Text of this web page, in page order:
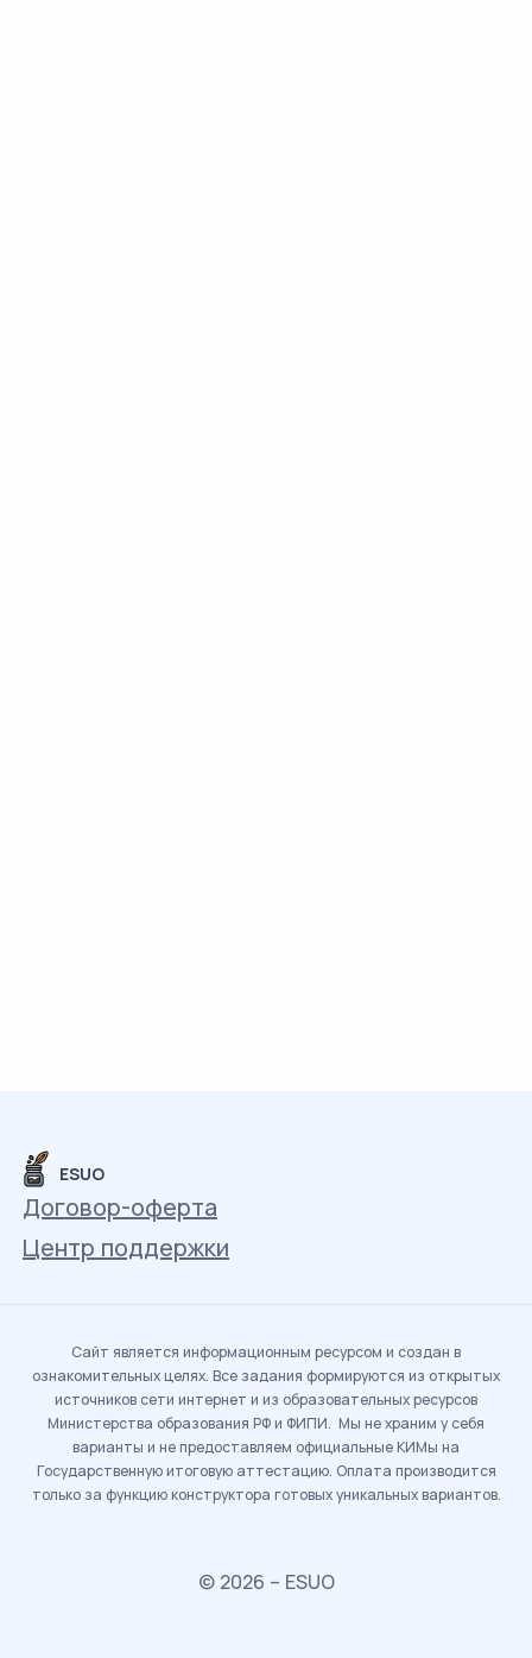
ESUO
Договор-оферта
Центр поддержки
Сайт является информационным ресурсом и создан в
ознакомительных целях. Все задания формируются из открытых
источников сети интернет и из образовательных ресурсов
Министерства образования РФ и ФИПИ. Мы не храним у себя
варианты и не предоставляем официальные КИМы на
Государственную итоговую аттестацию. Оплата производится
только за функцию конструктора готовых уникальных вариантов.
© 2026 – ESUO